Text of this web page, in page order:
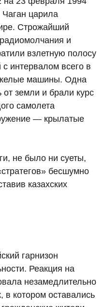
Чаган царила
Строжайший
и
взлетную полосу
интервалом всего в
машины. Одна
от земли и брали курс
самолета
— крылатые
не было ни суеты,
бесшумно
казахских
гарнизон
Реакция на
незамедлительно
в котором оставались